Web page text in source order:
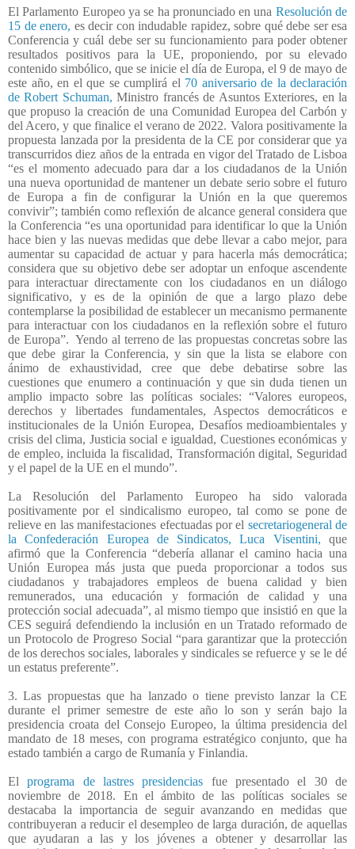
El Parlamento Europeo ya se ha pronunciado en una Resolución de
15 de enero, es decir con indudable rapidez, sobre qué debe ser esa
Conferencia y cuál debe ser su funcionamiento para poder obtener
resultados positivos para la UE, proponiendo, por su elevado
contenido simbólico, que se inicie el día de Europa, el 9 de mayo de
este año, en el que se cumplirá el 70 aniversario de la declaración
de Robert Schuman,Ministro francés de Asuntos Exteriores, en la
que propuso la creación de una Comunidad Europea del Carbón y
del Acero, y que finalice el verano de 2022. Valora positivamente la
propuesta lanzada por la presidenta de la CE por considerar que ya
transcurridos diez años de la entrada en vigor del Tratado de Lisboa
“es el momento adecuado para dar a los ciudadanos de la Unión
una nueva oportunidad de mantener un debate serio sobre el futuro
de Europa a fin de configurar la Unión en la que queremos
convivir”; también como reflexión de alcance general considera que
la Conferencia “es una oportunidad para identificar lo que la Unión
hace bien y las nuevas medidas que debe llevar a cabo mejor, para
aumentar su capacidad de actuar y para hacerla más democrática;
considera que su objetivo debe ser adoptar un enfoque ascendente
para interactuar directamente con los ciudadanos en un diálogo
significativo, y es de la opinión de que a largo plazo debe
contemplarse la posibilidad de establecer un mecanismo permanente
para interactuar con los ciudadanos en la reflexión sobre el futuro
de Europa”. Yendo al terreno de las propuestas concretas sobre las
que debe girar la Conferencia, y sin que la lista se elabore con
ánimo de exhaustividad, cree que debe debatirse sobre las
cuestiones que enumero a continuación y que sin duda tienen un
amplio impacto sobre las políticas sociales: “Valores europeos,
derechos y libertades fundamentales, Aspectos democráticos e
institucionales de la Unión Europea, Desafíos medioambientales y
crisis del clima, Justicia social e igualdad, Cuestiones económicas y
de empleo, incluida la fiscalidad, Transformación digital, Seguridad
y el papel de la UE en el mundo”.
La Resolución del Parlamento Europeo ha sido valorada
positivamente por el sindicalismo europeo, tal como se pone de
relieve en las manifestaciones efectuadas por el secretariogeneral de
la Confederación Europea de Sindicatos, Luca Visentini, que
afirmó que la Conferencia “debería allanar el camino hacia una
Unión Europea más justa que pueda proporcionar a todos sus
ciudadanos y trabajadores empleos de buena calidad y bien
remunerados, una educación y formación de calidad y una
protección social adecuada”, al mismo tiempo que insistió en que la
CES seguirá defendiendo la inclusión en un Tratado reformado de
un Protocolo de Progreso Social “para garantizar que la protección
de los derechos sociales, laborales y sindicales se refuerce y se le dé
un estatus preferente”.
3. Las propuestas que ha lanzado o tiene previsto lanzar la CE
durante el primer semestre de este año lo son y serán bajo la
presidencia croata del Consejo Europeo, la última presidencia del
mandato de 18 meses, con programa estratégico conjunto, que ha
estado también a cargo de Rumanía y Finlandia.
Elprograma de lastres presidencias fue presentado el 30 de
noviembre de 2018. En el ámbito de las políticas sociales se
destacaba la importancia de seguir avanzando en medidas que
contribuyeran a reducir el desempleo de larga duración, de aquellas
que ayudaran a las y los jóvenes a obtener y desarrollar las